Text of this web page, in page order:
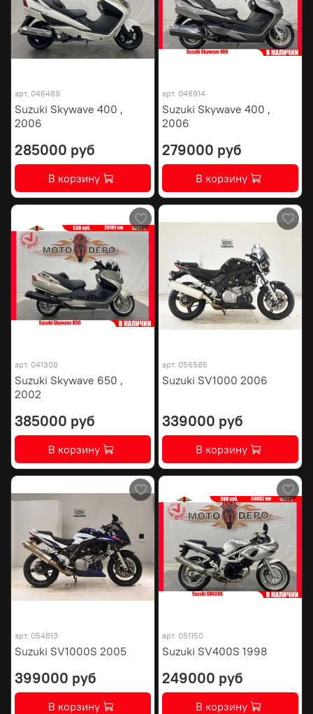
арт. 046469
Suzuki Skywave 400 ,
2006
285000 руб
В корзину
арт. 046914
Suzuki Skywave 400 ,
2006
279000 руб
В корзину
арт. 041308
Suzuki Skywave 650 ,
2002
385000 руб
В корзину
арт. 056585
Suzuki SV1000 2006
339000 руб
В корзину
арт. 054813
Suzuki SV1000S 2005
399000 руб
В корзину
арт. 051150
Suzuki SV400S 1998
249000 руб
В корзину